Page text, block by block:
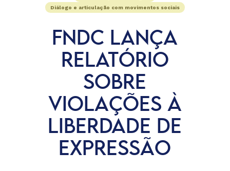
Diálogo e articulação com movimentos sociais
FNDC LANÇA
RELATÓRIO
SOBRE
VIOLAÇÕES À
LIBERDADE DE
EXPRESSÃO